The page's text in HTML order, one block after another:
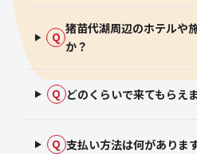
Q
猪苗代湖周辺のホテルや
か？
Q どのくらいで来てもらえ
Q 支払い方法は何がありま